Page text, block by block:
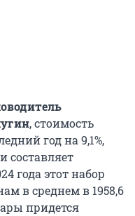
, стоимость
год на 9,1%,
составляет
года этот набор
в среднем в 1958,6
придется